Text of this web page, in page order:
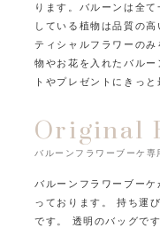
ります。
バルーンは全て
している植物は品質の
ティシャルフラワーのみ
物やお花を入れたバル
トやプレゼントにきっと
Original
バルーンフラワーブーケ専
バルーンフラワーブー
っております。
持ち運
です。
透明のバッグで